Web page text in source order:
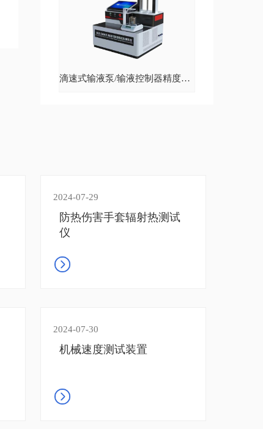
滴速式输液泵/输液控制器精度检测装置
2024-07-29
防热伤害手套辐射热测试
仪
2024-07-30
机械速度测试装置